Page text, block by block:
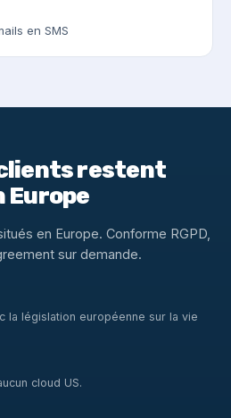
en SMS
restent
Europe
en Europe. Conforme RGPD,
sur demande.
la législation européenne sur la vie
cloud US.